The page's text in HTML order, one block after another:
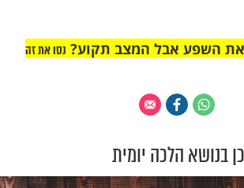
כל השנה "מזונות" ובפסח
אך על המצות הרכות
[שו"ת הראשל"צ ב, עמ'